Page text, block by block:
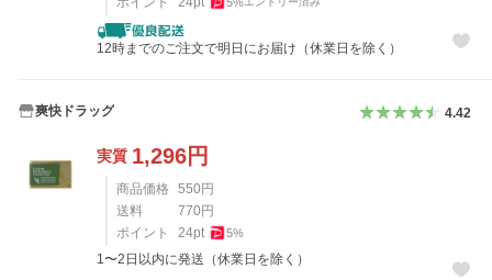
12時までのご注文で明日にお届け（休業日を除く）
爽快ドラッグ 4.42
実質 1,296円
商品価格 550円
送料
770円
ポイント
24pt 5%
1〜2日以内に発送（休業日を除く）